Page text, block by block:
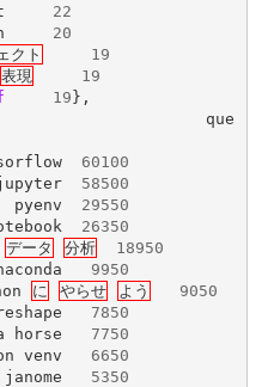
22
20
クト
19
表現
19
19},
que
60100
58500
pyenv
29550
26350
データ 分析
18950
9950
に やらせ よう
9050
7850
horse
7750
venv
6650
janome
5350